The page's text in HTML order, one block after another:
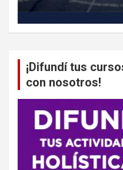
¡Difundí tus
con nosotros!